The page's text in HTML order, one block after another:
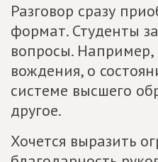
Разговор сразу
формат. Студенты
вопросы. Например,
вождения, о
системе высшего
другое.
Хочется выразить